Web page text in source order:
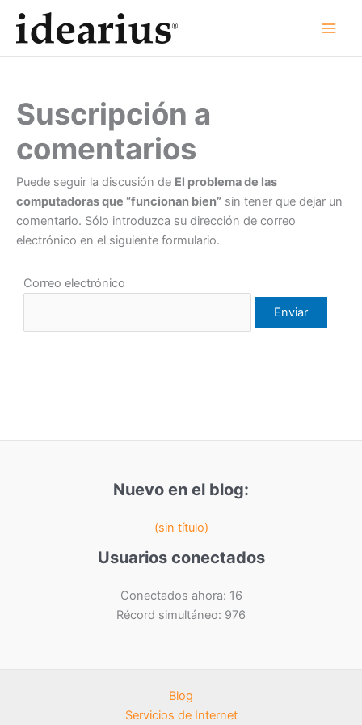
contenido
Suscripción a
comentarios
Puede seguir la discusión de El problema de las
computadoras que “funcionan bien” sin tener que dejar un
comentario. Sólo introduzca su dirección de correo
electrónico en el siguiente formulario.
Correo electrónico
Nuevo en el blog:
(sin título)
Usuarios conectados
Conectados ahora: 16
Récord simultáneo: 976
Blog
Servicios de Internet